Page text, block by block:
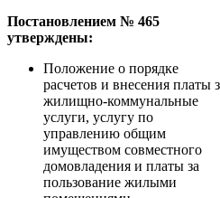
Постановлением № 465
утверждены:
Положение о порядке
расчетов и внесения платы
жилищно-коммунальные
услуги, услугу по
управлению общим
имуществом совместного
домовладения и платы за
пользование жилыми